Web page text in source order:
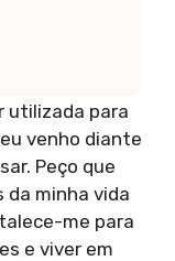
utilizada para
eu venho diante
Peço que
da minha vida
me para
e viver em